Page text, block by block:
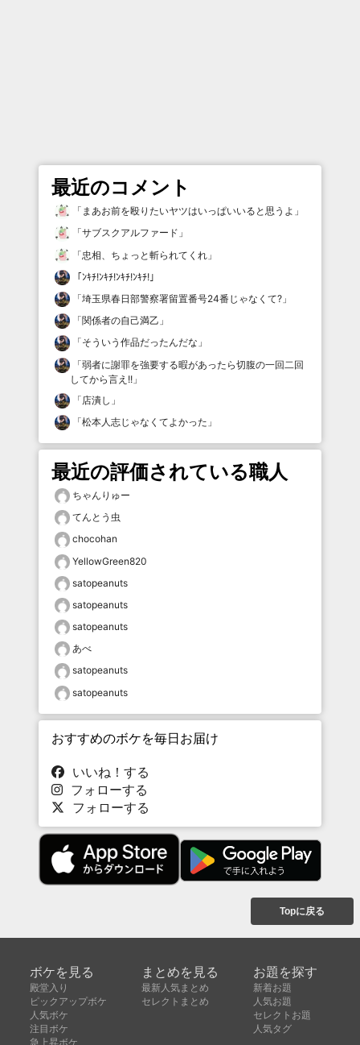
最近のコメント
「 まあお前を殴りたいヤツはいっぱいいると思うよ 」
「サブスクアルファード 」
「忠相、ちょっと斬られてくれ 」
「ﾝｷﾁ!ﾝｷﾁ!ﾝｷﾁ!ﾝｷﾁ! 」
「埼玉県春日部警察署留置番号24番じゃなくて? 」
「関係者の自己満乙 」
「そういう作品だったんだな 」
「弱者に謝罪を強要する暇があったら切腹の一回二回
してから言え!! 」
「 店潰し 」
「松本人志じゃなくてよかった 」
最近の評価されている職人
ちゃんりゅー
てんとう虫
chocohan
YellowGreen820
satopeanuts
satopeanuts
satopeanuts
あべ
satopeanuts
satopeanuts
おすすめのボケを毎日お届け
いいね！する
フォローする
フォローする
Topに戻る
ボケを見る
殿堂入り
ピックアップボケ
人気ボケ
注目ボケ
急上昇ボケ
まとめを見る
最新人気まとめ
セレクトまとめ
お題を探す
新着お題
人気お題
セレクトお題
人気タグ